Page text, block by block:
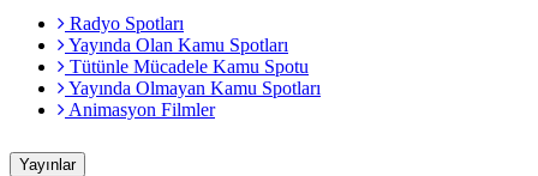
Radyo Spotları
Yayında Olan Kamu Spotları
Tütünle Mücadele Kamu Spotu
Yayında Olmayan Kamu Spotları
Animasyon Filmler
Yayınlar